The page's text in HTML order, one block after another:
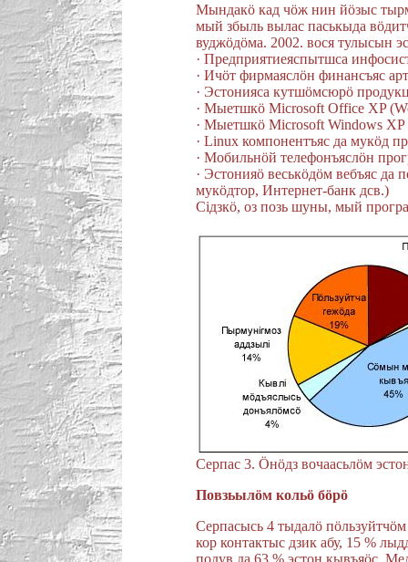
Мындакö кад чöж нин йöзыс
мый збыль вылас паськыда
вуджöдöма. 2002. вося тулысын
· Предприятиеяспытшса
· Ичöт фирмаяслöн финансъяс
· Эстонияса кутшöмсюрö
· Мыетшкö Microsoft Office XP
· Мыетшкö Microsoft Windows XP
· Linux компонентъяс да мукöд
· Мобильнöй телефонъяслöн
· Эстонияö веськöдöм вебъяс да
мукöдтор, Интернет-банк дсв.)
Сiдзкö, оз позь шуны, мый
Серпас 3. Öнöдз вочаасьлöм
Повзьылöм кольö бöрö
Серпасысь 4 тыдалö
кор контактыс дзик абу, 15 %